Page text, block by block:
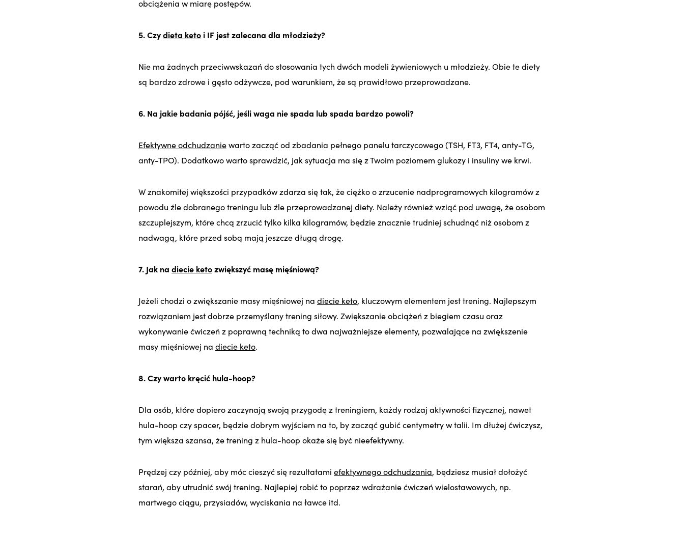
obciążenia w miarę postępów.
5. Czydieta ketoi IF jest zalecana dla młodzieży?
Nie ma żadnych przeciwwskazań do stosowania tych dwóch modeli żywieniowych u młodzieży. Obie te diety
są bardzo zdrowe i gęsto odżywcze, pod warunkiem, że są prawidłowo przeprowadzane.
6. Na jakie badania pójść, jeśli waga nie spada lub spada bardzo powoli?
Efektywne odchudzaniewarto zacząć od zbadania pełnego panelu tarczycowego (TSH, FT3, FT4, anty-TG,
anty-TPO). Dodatkowo warto sprawdzić, jak sytuacja ma się z Twoim poziomem glukozy i insuliny we krwi.
W znakomitej większości przypadków zdarza się tak, że ciężko o zrzucenie nadprogramowych kilogramów z
powodu źle dobranego treningu lub źle przeprowadzanej diety. Należy również wziąć pod uwagę, że osobom
szczuplejszym, które chcą zrzucić tylko kilka kilogramów, będzie znacznie trudniej schudnąć niż osobom z
nadwagą, które przed sobą mają jeszcze długą drogę.
7. Jak na diecie ketozwiększyć masę mięśniową?
Jeżeli chodzi o zwiększanie masy mięśniowej na diecie keto, kluczowym elementem jest trening. Najlepszym
rozwiązaniem jest dobrze przemyślany trening siłowy. Zwiększanie obciążeń z biegiem czasu oraz
wykonywanie ćwiczeń z poprawną techniką to dwa najważniejsze elementy, pozwalające na zwiększenie
masy mięśniowej na diecie keto.
8. Czy warto kręcić hula-hoop?
Dla osób, które dopiero zaczynają swoją przygodę z treningiem, każdy rodzaj aktywności fizycznej, nawet
hula-hoop czy spacer, będzie dobrym wyjściem na to, by zacząć gubić centymetry w talii. Im dłużej ćwiczysz,
tym większa szansa, że trening z hula-hoop okaże się być nieefektywny.
Prędzej czy później, aby móc cieszyć się rezultatami efektywnego odchudzania, będziesz musiał dołożyć
starań, aby utrudnić swój trening. Najlepiej robić to poprzez wdrażaniećwiczeń wielostawowych, np.
martwego ciągu, przysiadów, wyciskania na ławce itd.